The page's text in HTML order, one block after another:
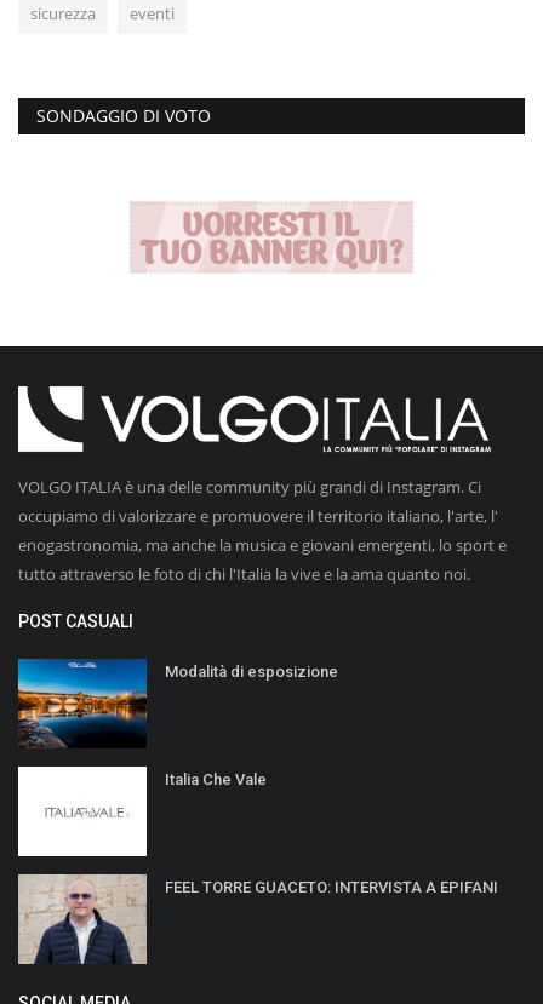
sicurezza eventi
SONDAGGIO DI VOTO
VOLGO ITALIA è una delle community più grandi di Instagram. Ci
occupiamo di valorizzare e promuovere il territorio italiano, l'arte, l'
enogastronomia, ma anche la musica e giovani emergenti, lo sport e
tutto attraverso le foto di chi l'Italia la vive e la ama quanto noi.
POST CASUALI
Modalità di esposizione
Italia Che Vale
FEEL TORRE GUACETO: INTERVISTA A EPIFANI